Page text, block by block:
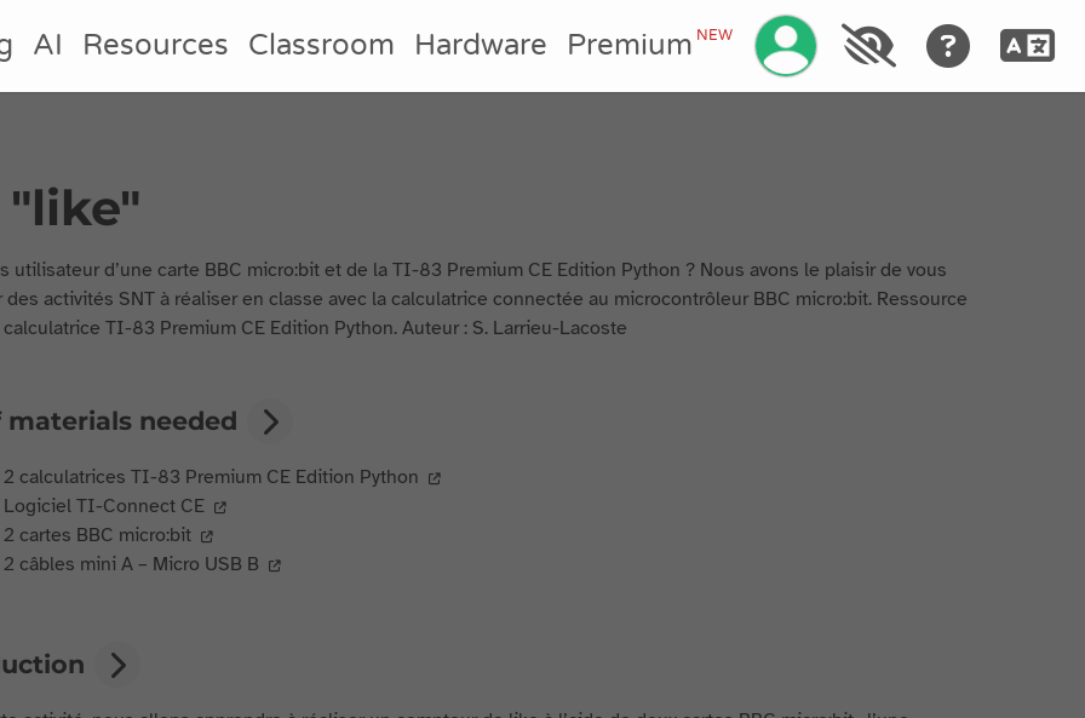
AI Resources Classroom Hardware PremiumNEW Manage your account
"like"
utilisateur d’une carte BBC micro:bit et de la TI-83 Premium CE Edition Python ? Nous avons le plaisir de vous
des activités SNT à réaliser en classe avec la calculatrice connectée au microcontrôleur BBC micro:bit. Ressource
calculatrice TI-83 Premium CE Edition Python. Auteur : S. Larrieu-Lacoste
materials needed
2 calculatrices TI-83 Premium CE Edition Python
Logiciel TI-Connect CE
2 cartes BBC micro:bit
2 câbles mini A – Micro USB B